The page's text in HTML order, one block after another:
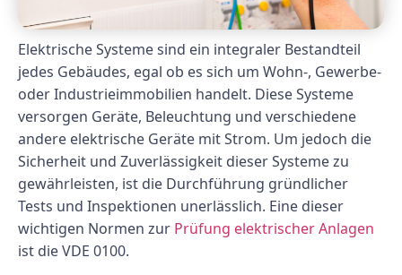
Elektrische Systeme sind ein integraler Bestandteil
jedes Gebäudes, egal ob es sich um Wohn-, Gewerbe-
oder Industrieimmobilien handelt. Diese Systeme
versorgen Geräte, Beleuchtung und verschiedene
andere elektrische Geräte mit Strom. Um jedoch die
Sicherheit und Zuverlässigkeit dieser Systeme zu
gewährleisten, ist die Durchführung gründlicher
Tests und Inspektionen unerlässlich. Eine dieser
wichtigen Normen zur Prüfung elektrischer Anlagen
ist die VDE 0100.